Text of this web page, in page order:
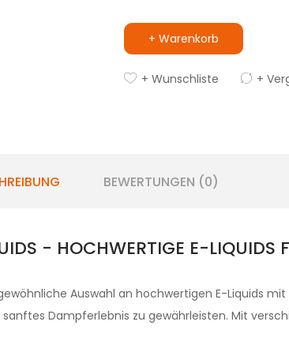
+ Warenkorb
+ Wunschliste +
BEWERTUNGEN (0)
- HOCHWERTIGE E-LIQUIDS
Auswahl an hochwertigen E-Liquids
Dampferlebnis zu gewährleisten. Mit